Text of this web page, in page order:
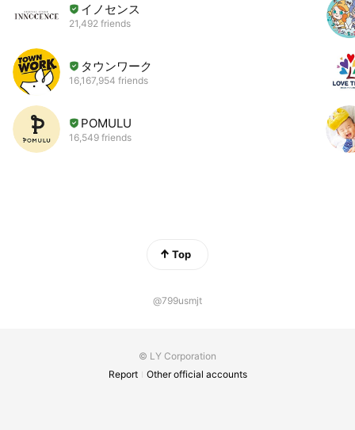
イノセンス
21,492 friends
タウンワーク
16,167,954 friends
POMULU
16,549 friends
Top
@799usmjt
© LY Corporation
Report
Other official accounts